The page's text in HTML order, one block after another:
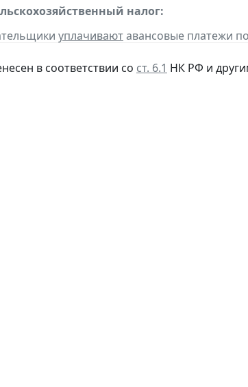
налог:
уплачиваютавансовые платежи
в соответствии со ст. 6.1 НК РФ и